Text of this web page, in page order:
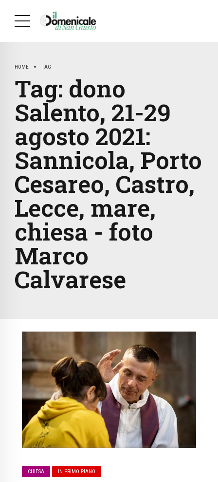
HOME TAG
Tag: dono
Salento, 21-29
agosto 2021:
Sannicola, Porto
Cesareo, Castro,
Lecce, mare,
chiesa - foto
Marco
Calvarese
CHIESA IN PRIMO PIANO